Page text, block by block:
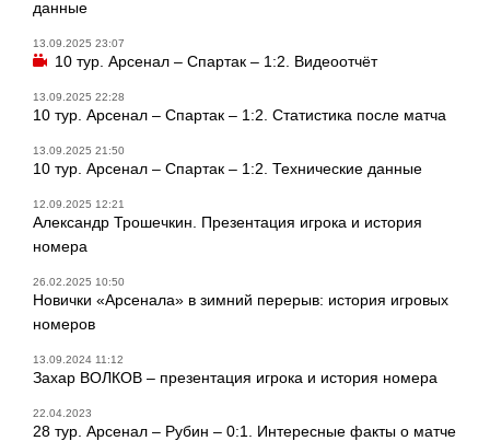
данные
13.09.2025 23:07
10 тур. Арсенал – Спартак – 1:2. Видеоотчёт
13.09.2025 22:28
10 тур. Арсенал – Спартак – 1:2. Статистика после матча
13.09.2025 21:50
10 тур. Арсенал – Спартак – 1:2. Технические данные
12.09.2025 12:21
Александр Трошечкин. Презентация игрока и история
номера
26.02.2025 10:50
Новички «Арсенала» в зимний перерыв: история игровых
номеров
13.09.2024 11:12
Захар ВОЛКОВ – презентация игрока и история номера
22.04.2023
28 тур. Арсенал – Рубин – 0:1. Интересные факты о матче